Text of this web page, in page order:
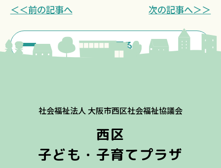
＜＜前の記事へ
一覧に戻る
次の記事へ＞＞
社会福祉法人 大阪市西区社会福祉協議会
西区
子ども・子育てプラザ